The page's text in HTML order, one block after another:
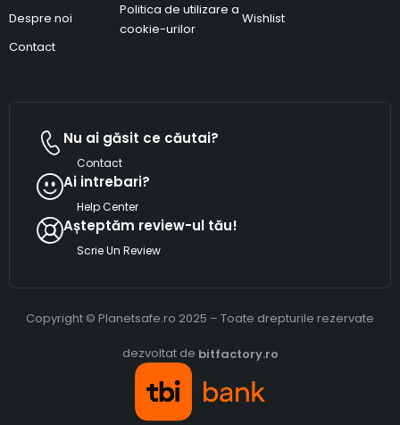
Despre noi
Contact
Politica de utilizare a
cookie-urilor
Wishlist
Nu ai găsit ce căutai?
Contact
Ai intrebari?
Help Center
Așteptăm review-ul tău!
Scrie Un Review
Copyright © Planetsafe.ro 2025 – Toate drepturile rezervate
dezvoltat de bitfactory.ro